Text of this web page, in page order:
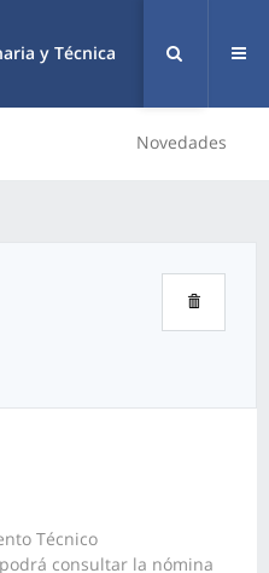
y Técnica
Novedades
Técnico
consultar la nómina